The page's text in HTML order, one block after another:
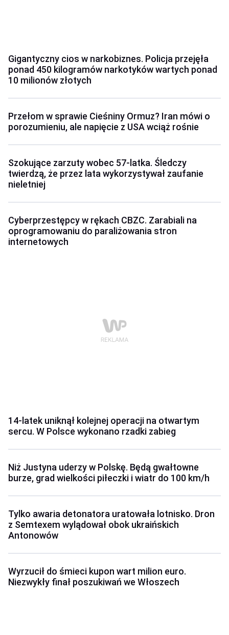
Gigantyczny cios w narkobiznes. Policja przejęła
ponad 450 kilogramów narkotyków wartych ponad
10 milionów złotych
Przełom w sprawie Cieśniny Ormuz? Iran mówi o
porozumieniu, ale napięcie z USA wciąż rośnie
Szokujące zarzuty wobec 57-latka. Śledczy
twierdzą, że przez lata wykorzystywał zaufanie
nieletniej
Cyberprzestępcy w rękach CBZC. Zarabiali na
oprogramowaniu do paraliżowania stron
internetowych
14-latek uniknął kolejnej operacji na otwartym
sercu. W Polsce wykonano rzadki zabieg
Niż Justyna uderzy w Polskę. Będą gwałtowne
burze, grad wielkości piłeczki i wiatr do 100 km/h
Tylko awaria detonatora uratowała lotnisko. Dron
z Semtexem wylądował obok ukraińskich
Antonowów
Wyrzucił do śmieci kupon wart milion euro.
Niezwykły finał poszukiwań we Włoszech